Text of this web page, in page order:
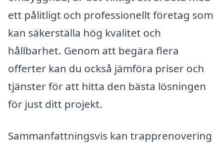
ett pålitligt och professionellt företag som
kan säkerställa hög kvalitet och
hållbarhet. Genom att begära flera
offerter kan du också jämföra priser och
tjänster för att hitta den bästa lösningen
för just ditt projekt.
Sammanfattningsvis kan trapprenovering